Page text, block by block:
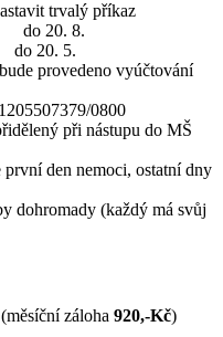
trvalý příkaz
20. 8.
20. 5.
provedeno vyúčtování
1205507379/0800
při nástupu do MŠ
první den nemoci, ostatní dny
dohromady (každý má svůj
(měsíční záloha 920,-Kč)